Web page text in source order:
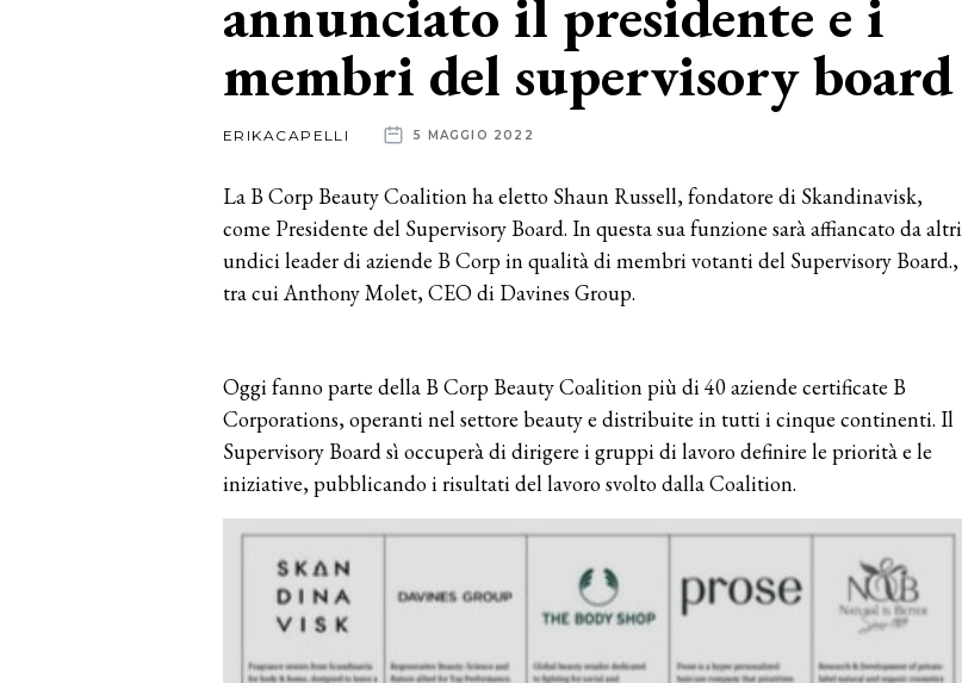
annunciato il presidente e i
membri del supervisory board
ERIKACAPELLI 5 MAGGIO 2022
La B Corp Beauty Coalition ha eletto Shaun Russell, fondatore di Skandinavisk,
come Presidente del Supervisory Board. In questa sua funzione sarà affiancato da altri
undici leader di aziende B Corp in qualità di membri votanti del Supervisory Board.,
tra cui Anthony Molet, CEO di Davines Group.
Oggi fanno parte della B Corp Beauty Coalition più di 40 aziende certificate B
Corporations, operanti nel settore beauty e distribuite in tutti i cinque continenti. Il
Supervisory Board sì occuperà di dirigere i gruppi di lavoro definire le priorità e le
iniziative, pubblicando i risultati del lavoro svolto dalla Coalition.